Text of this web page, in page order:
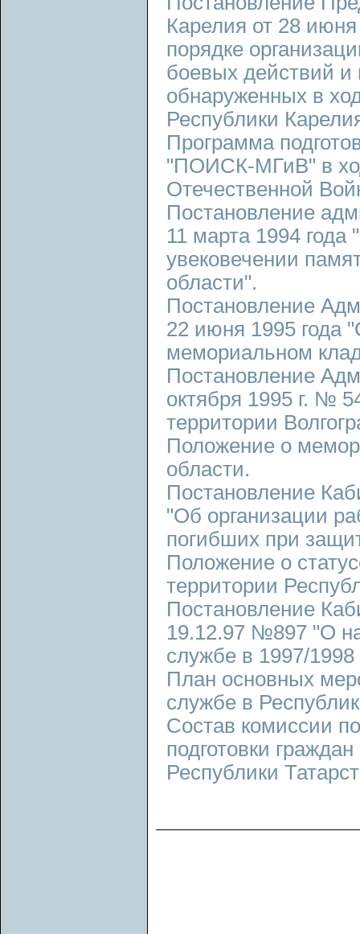
Карелия от 28
порядке
боевых действий и
обнаруженных в
Республики
Программа
"ПОИСК-МГиВ" в
Отечественной
Постановление
11 марта 1994
увековечении
области".
Постановление
22 июня 1995 года
мемориальном
Постановление
октября 1995 г. №
территории
Положение о
области.
Постановление
"Об организации
погибших при
Положение о
территории
Постановление
19.12.97 №897 "О
службе в 1997/1998
План основных
службе в
Состав комиссии
подготовки
Республики